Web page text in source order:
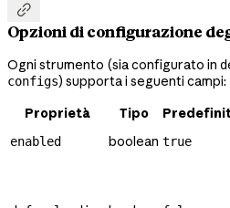

Opzioni di configurazione
Ogni strumento (sia configurato in
configs) supporta i seguenti campi:
Proprietà
Tipo
enabled boolean true